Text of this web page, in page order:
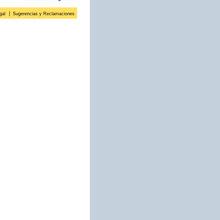
Sugerencias y Reclamaciones